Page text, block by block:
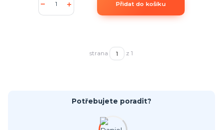
Přidat do košíku
strana z 1
Potřebujete poradit?